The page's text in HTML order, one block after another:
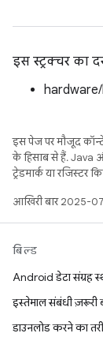
इस स्ट्रक्चर का
इस पेज पर मौजूद
के हिसाब से हैं. Java
ट्रेडमार्क या रजिस्टर
आखिरी बार 2025-
बिल्ड
Android डेटा संग्रह
इस्तेमाल संबंधी ज़रूरी
डाउनलोड करने का